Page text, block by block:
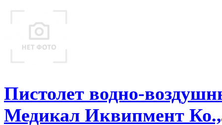
Пистолет водно-
Медикал Иквипмент